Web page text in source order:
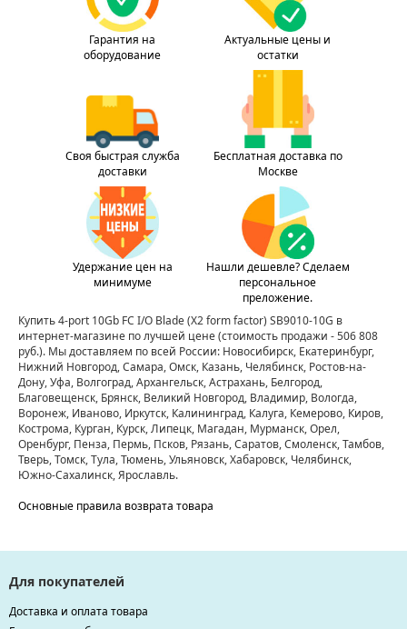
Гарантия на
оборудование
Актуальные цены и
остатки
Своя быстрая служба
доставки
Бесплатная доставка по
Москве
Удержание цен на
минимуме
Нашли дешевле? Сделаем
персональное
преложение.
Купить 4-port 10Gb FC I/O Blade (X2 form factor) SB9010-10G в
интернет-магазине по лучшей цене(стоимость продажи - 506 808
руб.). Мы доставляем по всей России: Новосибирск, Екатеринбург,
Нижний Новгород, Самара, Омск, Казань, Челябинск, Ростов-на-
Дону, Уфа, Волгоград, Архангельск, Астрахань, Белгород,
Благовещенск, Брянск, Великий Новгород, Владимир, Вологда,
Воронеж, Иваново, Иркутск, Калининград, Калуга, Кемерово, Киров,
Кострома, Курган, Курск, Липецк, Магадан, Мурманск, Орел,
Оренбург, Пенза, Пермь, Псков, Рязань, Саратов, Смоленск, Тамбов,
Тверь, Томск, Тула, Тюмень, Ульяновск, Хабаровск, Челябинск,
Южно-Сахалинск, Ярославль.
Основные правила возврата товара
Для покупателей
Доставка и оплата товара